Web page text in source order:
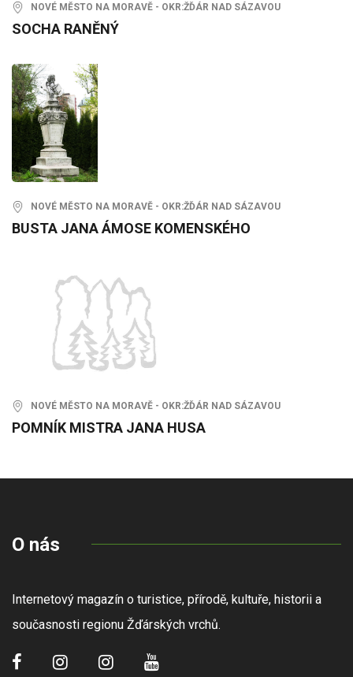
NOVÉ MĚSTO NA MORAVĚ - OKR:ŽĎÁR NAD SÁZAVOU
SOCHA RANĚNÝ
NOVÉ MĚSTO NA MORAVĚ - OKR:ŽĎÁR NAD SÁZAVOU
BUSTA JANA ÁMOSE KOMENSKÉHO
NOVÉ MĚSTO NA MORAVĚ - OKR:ŽĎÁR NAD SÁZAVOU
POMNÍK MISTRA JANA HUSA
O nás
Internetový magazín o turistice, přírodě, kultuře, historii a
současnosti regionu Žďárských vrchů.